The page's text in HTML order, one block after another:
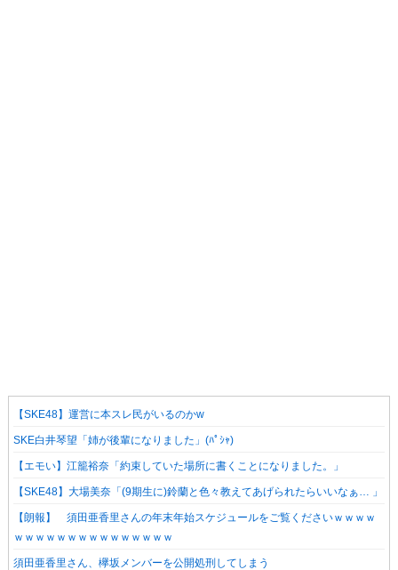
【SKE48】運営に本スレ民がいるのかw
SKE白井琴望「姉が後輩になりました」(ﾊﾟｼｬ)
【エモい】江籠裕奈「約束していた場所に書くことになりました。」
【SKE48】大場美奈「(9期生に)鈴蘭と色々教えてあげられたらいいなぁ… 」
【朗報】 須田亜香里さんの年末年始スケジュールをご覧くださいｗｗｗｗ
ｗｗｗｗｗｗｗｗｗｗｗｗｗｗｗ
須田亜香里さん、欅坂メンバーを公開処刑してしまう